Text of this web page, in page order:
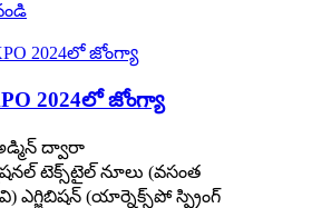
2024లో జోంగ్యా
అడ్మిన్ ద్వారా
టెక్స్‌టైల్ నూలు (వసంత
ఎగ్జిబిషన్ (యార్నెక్స్‌పో స్ప్రింగ్